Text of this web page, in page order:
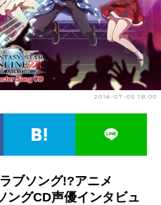
声優記事一覧
実写化映画一覧
冬アニメ
US
2016-07-05 18:00
ブソング!?アニメ
ングCD声優インタビュ